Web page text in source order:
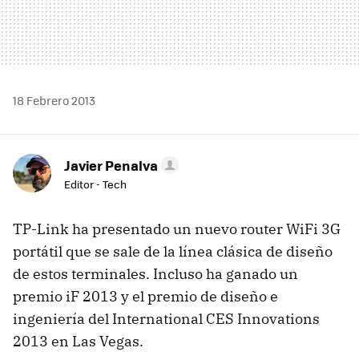
18 Febrero 2013
Javier Penalva
Editor - Tech
TP-Link ha presentado un nuevo router WiFi 3G
portátil que se sale de la línea clásica de diseño
de estos terminales. Incluso ha ganado un
premio iF 2013 y el premio de diseño e
ingeniería del International CES Innovations
2013 en Las Vegas.